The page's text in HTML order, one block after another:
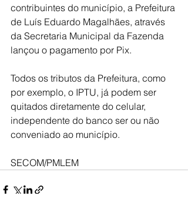
contribuintes do município, a Prefeitura
de Luís Eduardo Magalhães, através
da Secretaria Municipal da Fazenda
lançou o pagamento por Pix.
Todos os tributos da Prefeitura, como
por exemplo, o IPTU, já podem ser
quitados diretamente do celular,
independente do banco ser ou não
conveniado ao município.
SECOM/PMLEM